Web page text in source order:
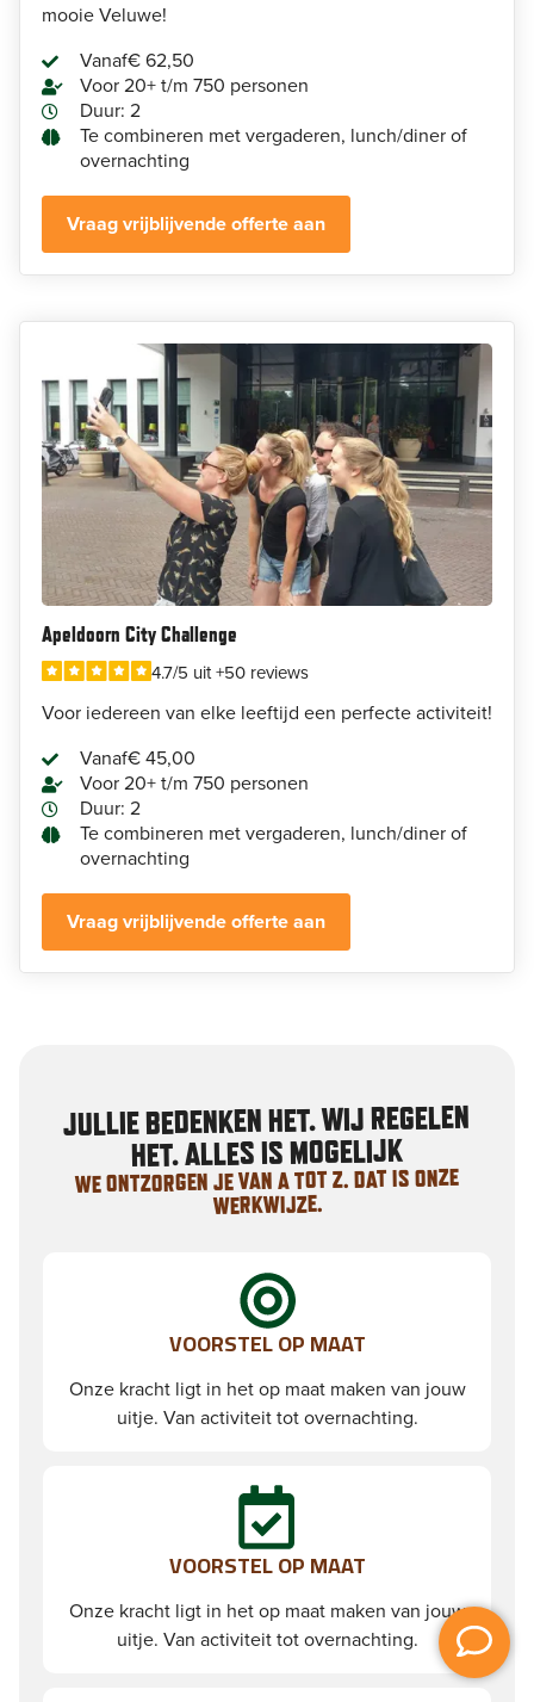
mooie Veluwe!
Vanaf€ 62,50
Voor 20+ t/m 750 personen
Duur: 2
Te combineren met vergaderen, lunch/diner of
overnachting
Vraag vrijblijvende offerte aan
Apeldoorn City Challenge
4.7/5 uit +50 reviews
Voor iedereen van elke leeftijd een perfecte activiteit!
Vanaf€ 45,00
Voor 20+ t/m 750 personen
Duur: 2
Te combineren met vergaderen, lunch/diner of
overnachting
Vraag vrijblijvende offerte aan
JULLIE BEDENKEN HET. WIJ REGELEN
HET. ALLES IS MOGELIJK
WE ONTZORGEN JE VAN A TOT Z. DAT IS ONZE
WERKWIJZE.
VOORSTEL OP MAAT
Onze kracht ligt in het op maat maken van jouw
uitje. Van activiteit tot overnachting.
VOORSTEL OP MAAT
Onze kracht ligt in het op maat maken van jouw
uitje. Van activiteit tot overnachting.